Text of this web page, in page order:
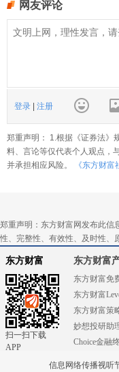
网友评论
登录 注册
郑重声明： 1.根据《证券法》
料、言论等仅代表个人观点，
并承担相应风险。
《东方财富
郑重声明：东方财富网发布此信
性、完整性、有效性、及时性、
东方财富
扫一扫下载
APP
东方财富
东方财富免
东方财富
东方财富策
妙想投研助
Choice金融
信息网络传播视听